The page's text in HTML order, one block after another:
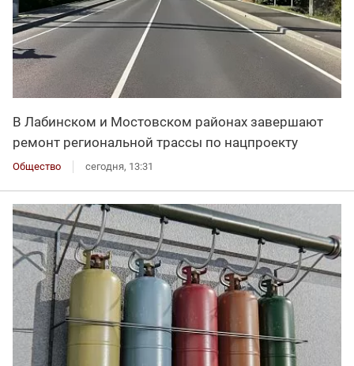
В Лабинском и Мостовском районах завершают
ремонт региональной трассы по нацпроекту
Общество сегодня, 13:31